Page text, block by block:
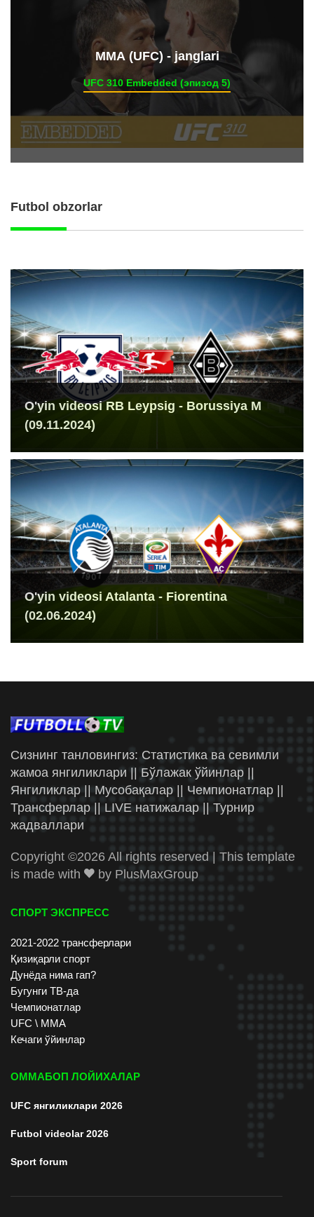
ММА (UFC) - janglari
UFC 310 Embedded (эпизод 5)
Futbol obzorlar
O'yin videosi RB Leypsig - Borussiya M
(09.11.2024)
O'yin videosi Atalanta - Fiorentina
(02.06.2024)
Сизнинг танловингиз: Статистика ва севимли
жамоа янгиликлари || Бўлажак ўйинлар ||
Янгиликлар || Мусобақалар || Чемпионатлар ||
Трансферлар || LIVE натижалар || Турнир
жадваллари
Copyright ©2026 All rights reserved | This template
is made with
by PlusMaxGroup
СПОРТ ЭКСПРЕСС
2021-2022 трансферлари
Қизиқарли спорт
Дунёда нима гап?
Бугунги ТВ-да
Чемпионатлар
UFC \ ММА
Кечаги ўйинлар
ОММАБОП ЛОЙИХАЛАР
UFC янгиликлари 2026
Futbol videolar 2026
Sport forum